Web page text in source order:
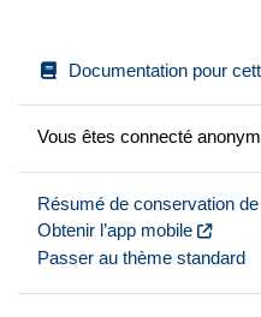
Documentation pour
Vous êtes connecté
Résumé de conservation
Obtenir l’app mobile
Passer au thème standard